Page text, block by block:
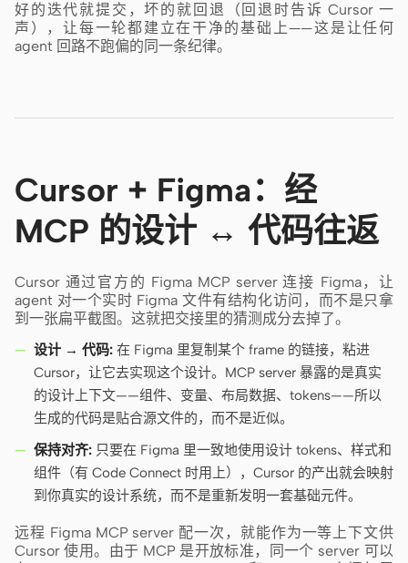
好的迭代就提交，坏的就回退（回退时告诉 Cursor 一
声），让每一轮都建立在干净的基础上——这是让任何
agent 回路不跑偏的同一条纪律。
Cursor + Figma：经
MCP 的设计 ↔ 代码往返
Cursor 通过官方的 Figma MCP server 连接 Figma，让
agent 对一个实时 Figma 文件有结构化访问，而不是只拿
到一张扁平截图。这就把交接里的猜测成分去掉了。
设计 → 代码: 在 Figma 里复制某个 frame 的链接，粘进
Cursor，让它去实现这个设计。MCP server 暴露的是真实
的设计上下文——组件、变量、布局数据、tokens——所以
生成的代码是贴合源文件的，而不是近似。
保持对齐: 只要在 Figma 里一致地使用设计 tokens、样式和
组件（有 Code Connect 时用上），Cursor 的产出就会映射
到你真实的设计系统，而不是重新发明一套基础元件。
远程 Figma MCP server 配一次，就能作为一等上下文供
Cursor 使用。由于 MCP 是开放标准，同一个 server 可以